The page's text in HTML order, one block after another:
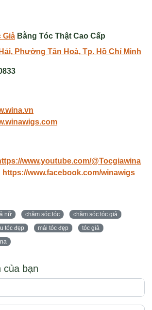
Giả Bằng Tóc Thật Cao Cấp
Phường Tân Hoà, Tp. Hồ Chí Minh
www.youtube.com/@Tocgiawina
https://www.facebook.com/winawigs
nữ chăm sóc tóc
chăm sóc tóc giả
tóc đẹp mái tóc đẹp
tóc giả
của bạn